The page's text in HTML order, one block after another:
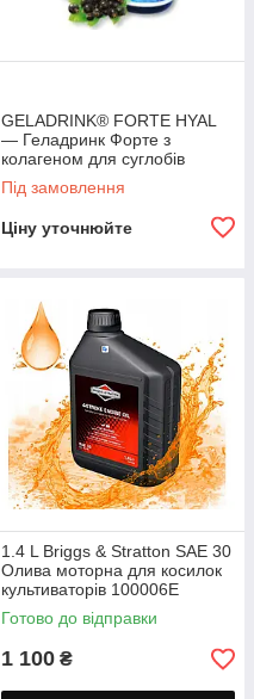
GELADRINK® FORTE HYAL
— Геладринк Форте з
колагеном для суглобів
біосоль 500 мл
Під замовлення
Ціну уточнюйте
1.4 L Briggs & Stratton SAE 30
Олива моторна для косилок
культиваторів 100006E
чотири тактна Бригс Стратон
1.4 літра
Готово до відправки
1 100 ₴